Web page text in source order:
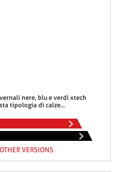
tipologia di calze...
VERSIONS